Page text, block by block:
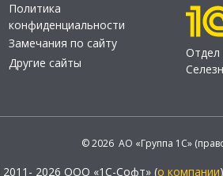
Политика
конфиденциальности
Замечания по сайту
Другие сайты
Отдел
© 2026 АО «Группа 1С»
2026 ООО «1С-Софт» (о компании